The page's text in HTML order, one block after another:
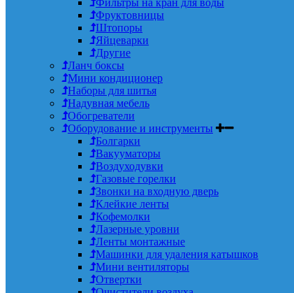
Фруктовницы
Штопоры
Яйцеварки
Другие
Ланч боксы
Мини кондиционер
Наборы для шитья
Надувная мебель
Обогреватели
Оборудование и инструменты
Болгарки
Вакууматоры
Воздуходувки
Газовые горелки
Звонки на входную дверь
Клейкие ленты
Кофемолки
Лазерные уровни
Ленты монтажные
Машинки для удаления катышков
Мини вентиляторы
Отвертки